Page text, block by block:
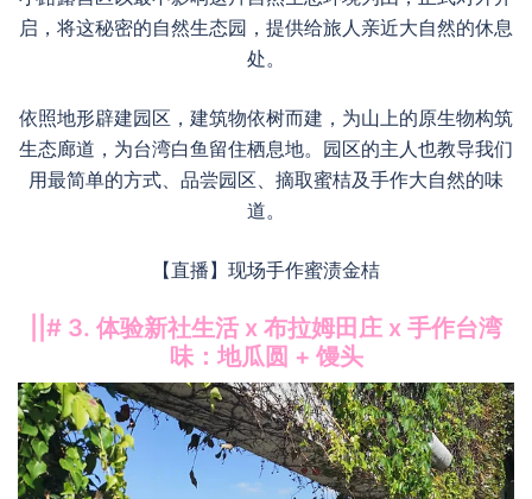
启，将这秘密的自然生态园，提供给旅人亲近大自然的休息
处。
依照地形辟建园区，建筑物依树而建，为山上的原生物构筑
生态廊道，为台湾白鱼留住栖息地。园区的主人也教导我们
用最简单的方式、品尝园区、摘取蜜桔及手作大自然的味
道。
【直播】现场手作蜜渍金桔
||# 3. 体验新社生活 x 布拉姆田庄 x 手作台湾
味：地瓜圆 + 馒头